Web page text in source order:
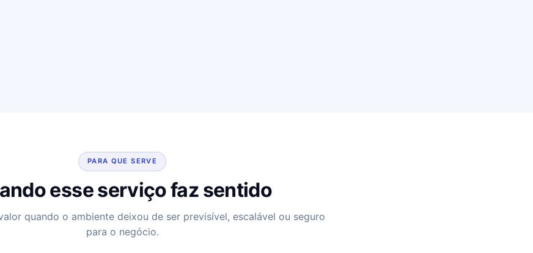
PARA QUE SERVE
esse serviço faz sentido
quando o ambiente deixou de ser previsível, escalável ou seguro
para o negócio.